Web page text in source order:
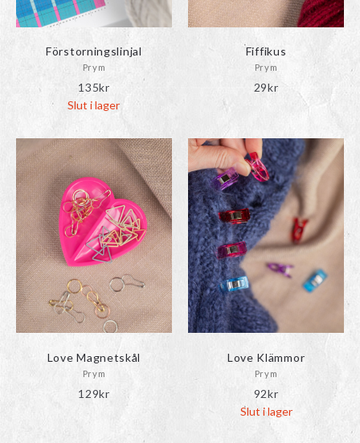
Förstorningslinjal
Prym
135kr
Slut i lager
Fiffikus
Prym
29kr
Love Magnetskål
Prym
129kr
Love Klämmor
Prym
92kr
Slut i lager